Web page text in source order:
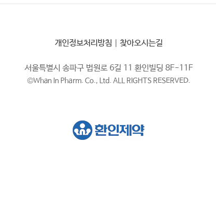
개인정보처리방침 찾아오시는길
서울특별시 송파구 법원로 6길 11 환인빌딩 8F-11F
©Whan In Pharm. Co., Ltd. ALL RIGHTS RESERVED.